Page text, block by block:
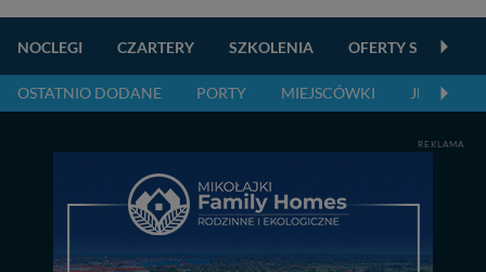
NOCLEGI CZARTERY SZKOLENIA OFERTY
OSTATNIO DODANE PORTY MIEJSCÓWKI JEZIORA,
REKLAMA